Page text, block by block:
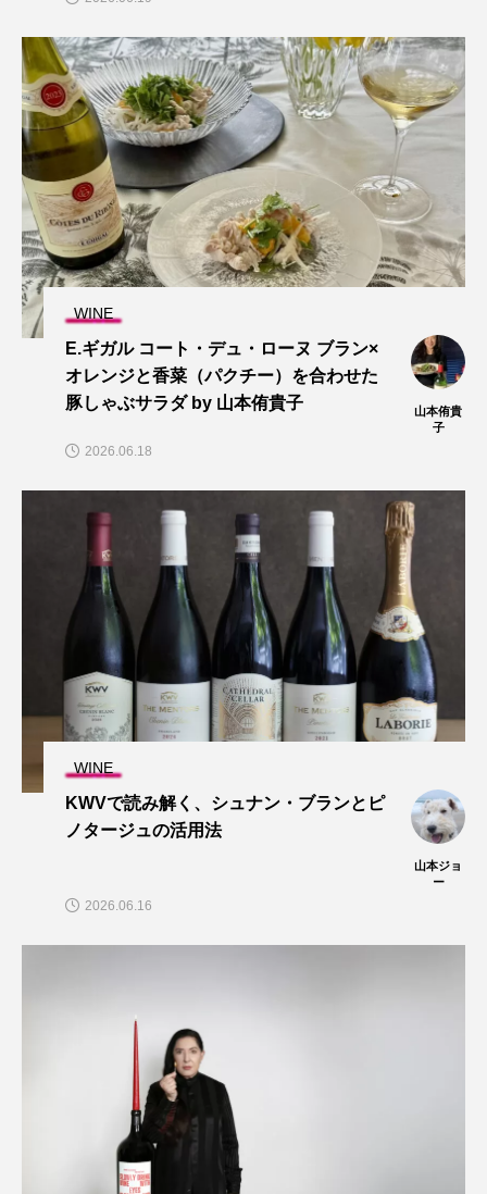
WINE
E.ギガル コート・デュ・ローヌ ブラン×
オレンジと香菜（パクチー）を合わせた
豚しゃぶサラダ by 山本侑貴子
山本侑貴
子
2026.06.18
WINE
KWVで読み解く、シュナン・ブランとピ
ノタージュの活用法
山本ジョ
ー
2026.06.16